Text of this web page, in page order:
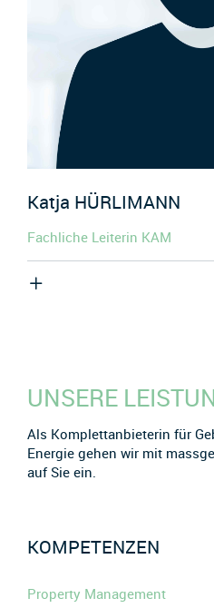
Katja HÜRLIMANN
Fachliche Leiterin KAM
UNSERE
Als Komplettanbieterin für
Energie gehen wir mit
auf Sie ein.
KOMPETENZEN
Property Management